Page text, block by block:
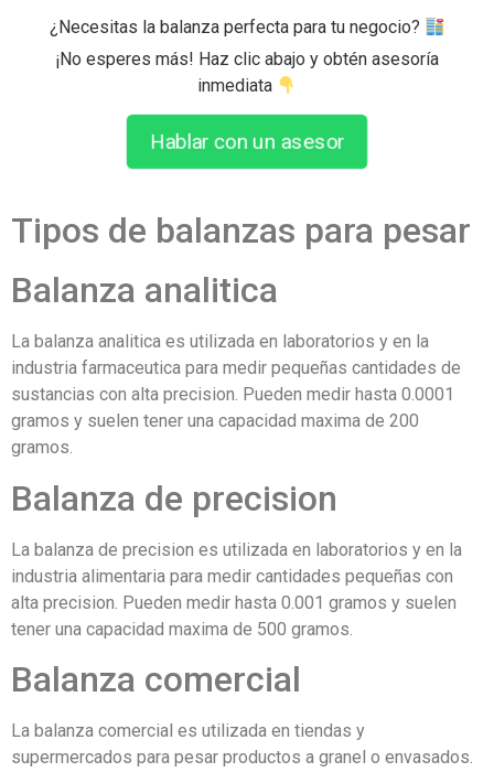
¿Necesitas la balanza perfecta para tu negocio?
¡No esperes más! Haz clic abajo y obtén asesoría
inmediata
Hablar con un asesor
Tipos de balanzas para pesar
Balanza analitica
La balanza analitica es utilizada en laboratorios y en la
industria farmaceutica para medir pequeñas cantidades de
sustancias con alta precision. Pueden medir hasta 0.0001
gramos y suelen tener una capacidad maxima de 200
gramos.
Balanza de precision
La balanza de precision es utilizada en laboratorios y en la
industria alimentaria para medir cantidades pequeñas con
alta precision. Pueden medir hasta 0.001 gramos y suelen
tener una capacidad maxima de 500 gramos.
Balanza comercial
La balanza comercial es utilizada en tiendas y
supermercados para pesar productos a granel o envasados.